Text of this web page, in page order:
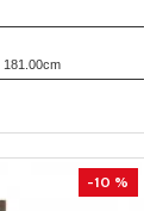
181.00cm
-10 %